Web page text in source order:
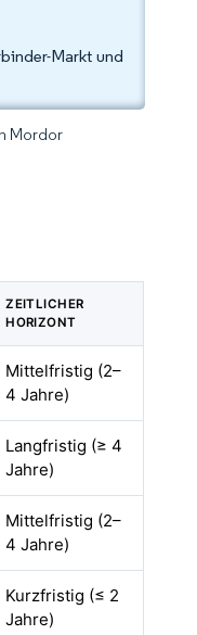
Markt und
Mordor
ZEITLICHER
HORIZONT
Mittelfristig (2–
4 Jahre)
Langfristig (≥ 4
Jahre)
Mittelfristig (2–
4 Jahre)
Kurzfristig (≤ 2
Jahre)